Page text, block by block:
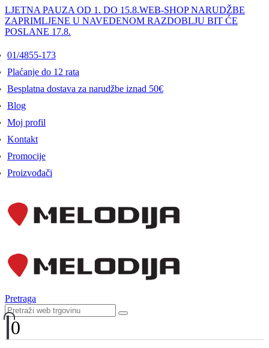
LJETNA PAUZA OD 1. DO 15.8.WEB-SHOP NARUDŽBE
ZAPRIMLJENE U NAVEDENOM RAZDOBLJU BIT ĆE
POSLANE 17.8.
01/4855-173
Plaćanje do 12 rata
Besplatna dostava za narudžbe iznad 50€
Blog
Moj profil
Kontakt
Promocije
Proizvođači
Pretraga
0